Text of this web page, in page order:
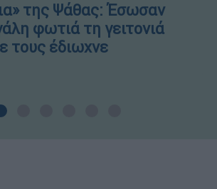
της Ψάθας: Έσωσαν
φωτιά τη γειτονιά
τους έδιωχνε